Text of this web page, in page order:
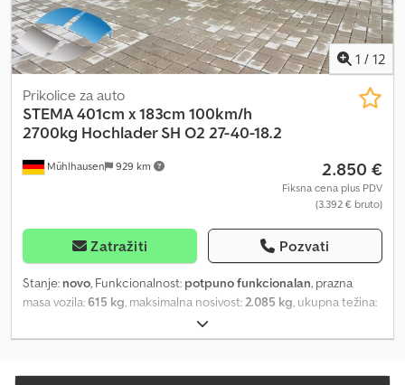
1 / 12
Mühlhausen 929 km
Prikolice za auto
STEMA 401cm x 183cm 100km/h
2700kg Hochlader SH O2 27-40-18.2
2.850 €
Fiksna cena plus PDV
(3.392 € bruto)
Zatražiti Pozvati
Stanje: novo, Funkcionalnost: potpuno funkcionalan, prazna
masa vozila:615 kg, maksimalna nosivost:2.085 kg, ukupna težina:
2 osovine
prostora:4.010 mm, širina utovarnog prostora:1.830 mm, visina
isporuke: 1x Stema SH O2 27-40-18.2 prikolica, tandemska osovina,